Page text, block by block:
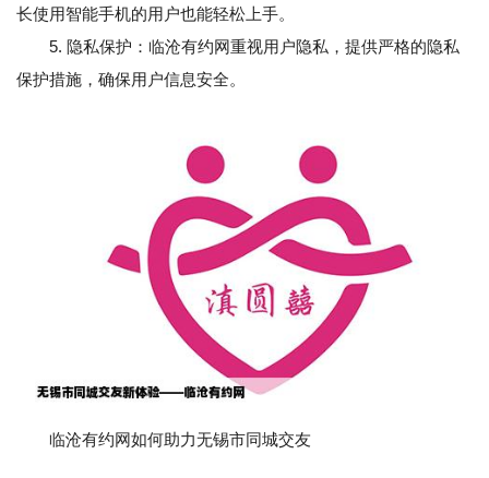
长使用智能手机的用户也能轻松上手。
5. 隐私保护：临沧有约网重视用户隐私，提供严格的隐私
保护措施，确保用户信息安全。
临沧有约网如何助力无锡市同城交友